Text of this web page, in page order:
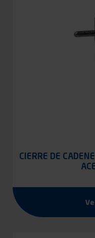
CIERRE DE